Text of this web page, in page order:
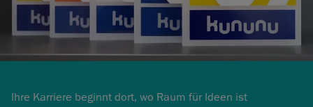
Ihre Karriere beginnt dort, wo Raum für Ideen ist